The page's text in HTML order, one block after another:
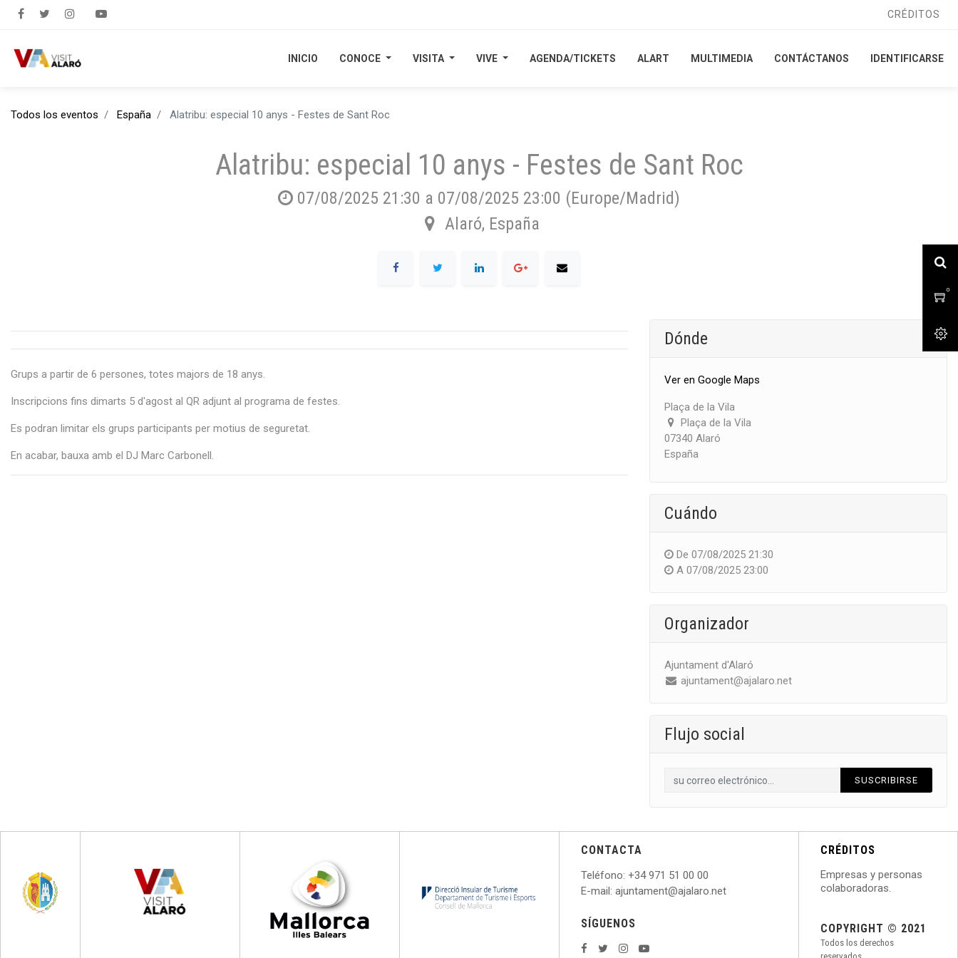
CRÉDITOS
0
INICIO CONOCE VISITA VIVE AGENDA/TICKETS ALART MULTIMEDIA CONTÁCTANOS IDENTIFICARSE
CRÉDITOS
0
INICIO CONOCE VISITA VIVE AGENDA/TICKETS ALART MULTIMEDIA CONTÁCTANOS IDENTIFICARSE
Todos los eventos España Alatribu: especial 10 anys - Festes de Sant Roc
Alatribu: especial 10 anys - Festes de Sant Roc
07/08/2025 21:30 a 07/08/2025 23:00 (Europe/Madrid)
Alaró, España
Grups a partir de 6 persones, totes majors de 18 anys.
Inscripcions fins dimarts 5 d'agost al QR adjunt al programa de festes.
Es podran limitar els grups participants per motius de seguretat.
En acabar, bauxa amb el DJ Marc Carbonell.
Dónde
Ver en Google Maps
Plaça de la Vila
Plaça de la Vila
07340 Alaró
España
Cuándo
De 07/08/2025 21:30
A 07/08/2025 23:00
Organizador
Ajuntament d'Alaró
ajuntament@ajalaro.net
Flujo social
SUSCRIBIRSE
CONTACTA
Teléfono: +34 971 51 00 00
E-mail: ajuntament@ajalaro.net
SÍGUENOS
CRÉDITOS
Empresas y personas
colaboradoras.
COPYRIGHT © 2021
Todos los derechos